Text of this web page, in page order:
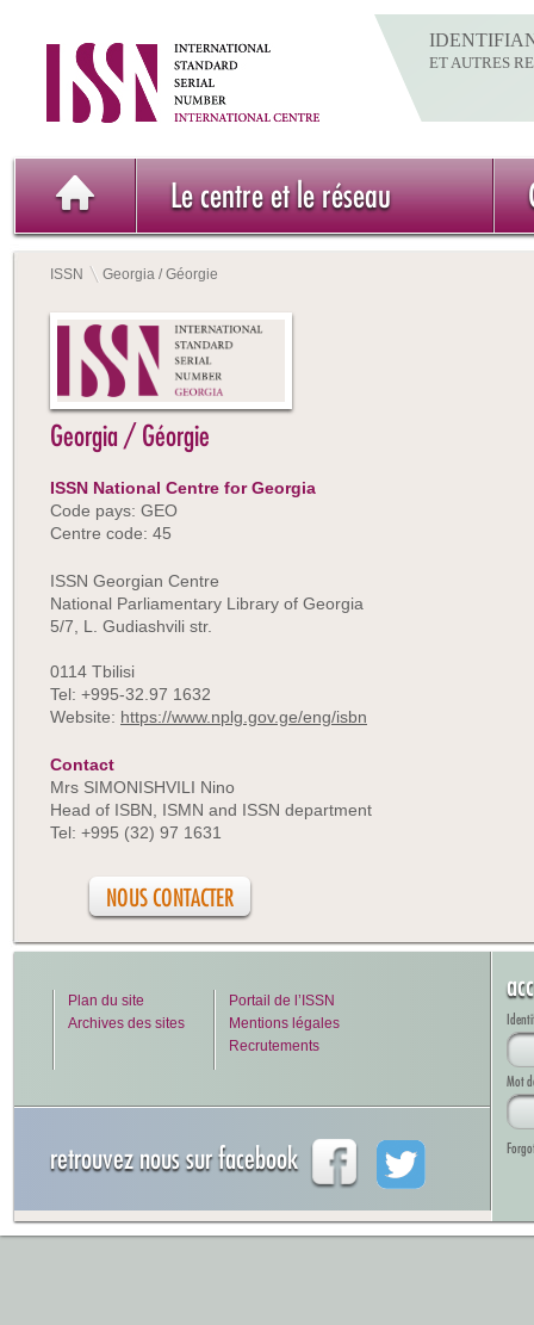
ET AUTRES
Le centre et le réseau
ISSN Georgia / Géorgie
Georgia / Géorgie
ISSN National Centre for Georgia
Code pays: GEO
Centre code: 45
ISSN Georgian Centre
National Parliamentary Library of Georgia
5/7, L. Gudiashvili str.
0114 Tbilisi
Tel: +995-32.97 1632
Website: https://www.nplg.gov.ge/eng/isbn
NOUS CONTACTER
Contact
Mrs SIMONISHVILI Nino
Head of ISBN, ISMN and ISSN department
Tel: +995 (32) 97 1631
Plan du site
Archives des sites
Portail de l’ISSN
Mentions légales
Recrutements
retrouvez nous sur facebook
Mot